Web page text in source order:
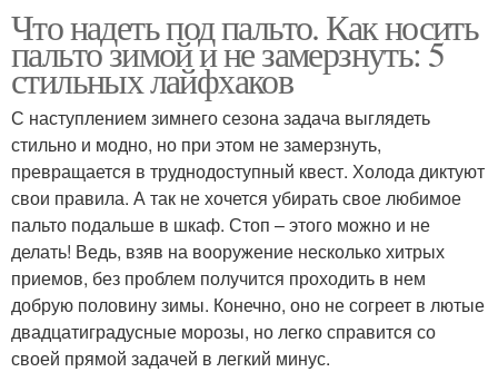
Что надеть под пальто. Как носить
пальто зимой и не замерзнуть: 5
стильных лайфхаков
С наступлением зимнего сезона задача выглядеть
стильно и модно, но при этом не замерзнуть,
превращается в труднодоступный квест. Холода диктуют
свои правила. А так не хочется убирать свое любимое
пальто подальше в шкаф. Стоп – этого можно и не
делать! Ведь, взяв на вооружение несколько хитрых
приемов, без проблем получится проходить в нем
добрую половину зимы. Конечно, оно не согреет в лютые
двадцатиградусные морозы, но легко справится со
своей прямой задачей в легкий минус.